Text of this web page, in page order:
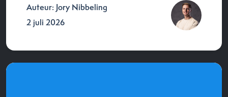
Auteur: Jory Nibbeling
2 juli 2026